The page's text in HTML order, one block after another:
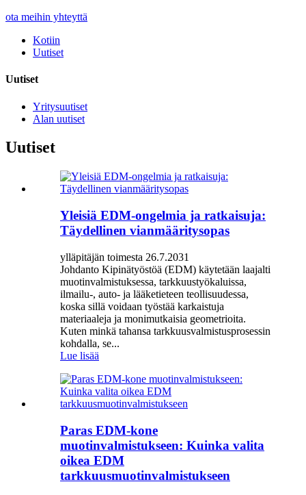
ota meihin yhteyttä
Kotiin
Uutiset
Uutiset
Yritysuutiset
Alan uutiset
Uutiset
Yleisiä EDM-ongelmia ja ratkaisuja:
Täydellinen vianmääritysopas
ylläpitäjän toimesta 26.7.2031
Johdanto Kipinätyöstöä (EDM) käytetään laajalti
muotinvalmistuksessa, tarkkuustyökaluissa,
ilmailu-, auto- ja lääketieteen teollisuudessa,
koska sillä voidaan työstää karkaistuja
materiaaleja ja monimutkaisia ​​geometrioita.
Kuten minkä tahansa tarkkuusvalmistusprosessin
kohdalla, se...
Lue lisää
Paras EDM-kone
muotinvalmistukseen: Kuinka valita
oikea EDM
tarkkuusmuotinvalmistukseen